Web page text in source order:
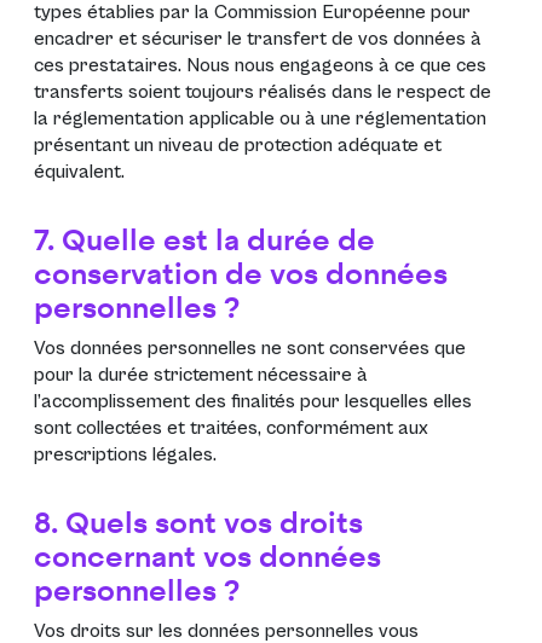
types établies par la Commission Européenne pour
encadrer et sécuriser le transfert de vos données à
ces prestataires. Nous nous engageons à ce que ces
transferts soient toujours réalisés dans le respect de
la réglementation applicable ou à une réglementation
présentant un niveau de protection adéquate et
équivalent.
7. Quelle est la durée de
conservation de vos données
personnelles ?
Vos données personnelles ne sont conservées que
pour la durée strictement nécessaire à
l’accomplissement des finalités pour lesquelles elles
sont collectées et traitées, conformément aux
prescriptions légales.
8. Quels sont vos droits
concernant vos données
personnelles ?
Vos droits sur les données personnelles vous